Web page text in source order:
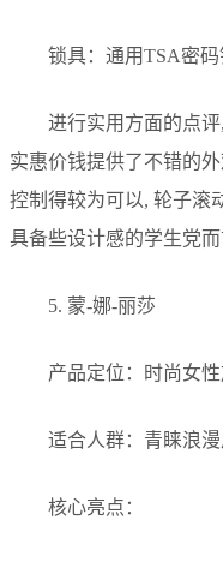
锁具：通用TSA密码
进行实用方面的点
实惠价钱提供了不错的
控制得较为可以, 轮子滚
具备些设计感的学生党
5. 蒙-娜-丽莎
产品定位：时尚女
适合人群：青睐浪
核心亮点：